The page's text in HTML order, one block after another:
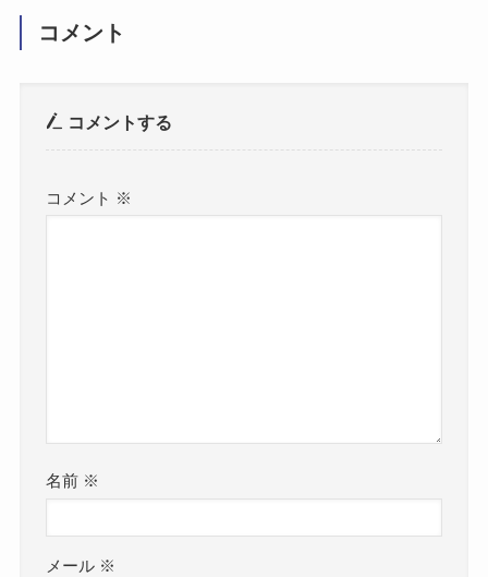
コメント
コメントする
コメント ※
名前 ※
メール ※